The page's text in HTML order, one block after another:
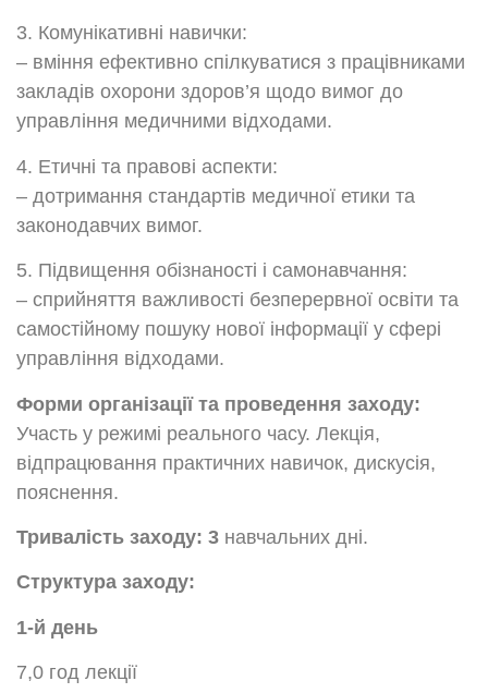
3. Комунікативні навички:
– вміння ефективно спілкуватися з працівниками
закладів охорони здоров’я щодо вимог до
управління медичними відходами.
4. Етичні та правові аспекти:
– дотримання стандартів медичної етики та
законодавчих вимог.
5. Підвищення обізнаності і самонавчання:
– сприйняття важливості безперервної освіти та
самостійному пошуку нової інформації у сфері
управління відходами.
Форми організації та проведення заходу:
Участь у режимі реального часу. Лекція,
відпрацювання практичних навичок, дискусія,
пояснення.
Тривалість заходу: 3 навчальних дні.
Структура заходу:
1-й день
7,0 год лекції